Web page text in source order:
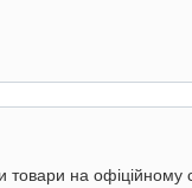
товари на